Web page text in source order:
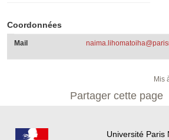
Coordonnées
Mail
Mis
Partager cette page
Université Paris